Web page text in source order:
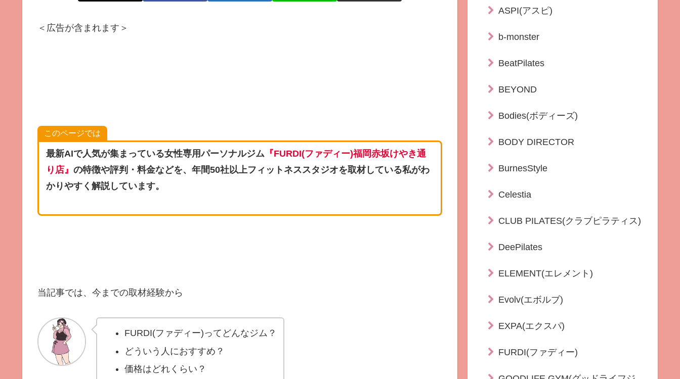
＜広告が含まれます＞
このページでは
最新AIで人気が集まっている女性専用パーソナルジム 『FURDI(ファディー)福岡赤坂けやき通
り店 』の特徴や評判・料金などを、年間50社以上フィットネススタジオを取材している私がわ
かりやすく解説しています。
当記事では、今までの取材経験から
FURDI(ファディー)ってどんなジム？
どういう人におすすめ？
価格はどれくらい？
ASPI(アスピ)
b-monster
BeatPilates
BEYOND
Bodies(ボディーズ)
BODY DIRECTOR
BurnesStyle
Celestia
CLUB PILATES(クラブピラティス)
DeePilates
ELEMENT(エレメント)
Evolv(エボルブ)
EXPA(エクスパ)
FURDI(ファディー)